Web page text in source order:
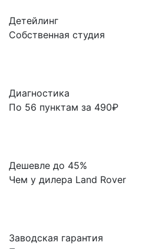
Детейлинг
Собственная студия
Диагностика
По 56 пунктам за 490₽
Дешевле до 45%
Чем у дилера Land Rover
Заводская гарантия